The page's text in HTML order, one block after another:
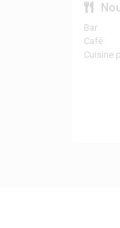
Bar
Café
Cuisine